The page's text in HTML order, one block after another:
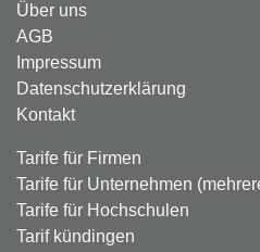
Über uns
AGB
Impressum
Datenschutzerklärung
Kontakt
Tarife für Firmen
Tarife für Unternehmen
Tarife für Hochschulen
Tarif kündingen